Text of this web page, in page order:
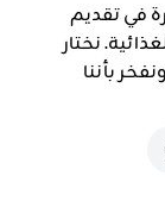
من الخبرة في تقديم
نختار
بأننا